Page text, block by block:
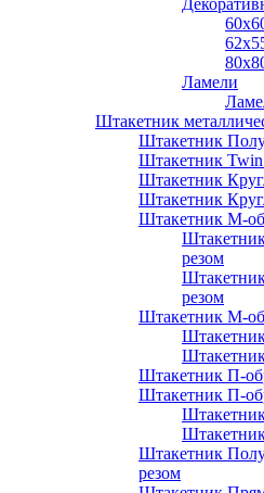
Ламели
Штакетник
Штакетник
Штакетник
Штакетник
Штакетник
Штакетник М-
резом
резом
Штакетник М-
Штакетник П-
Штакетник П-
Штакетник
резом